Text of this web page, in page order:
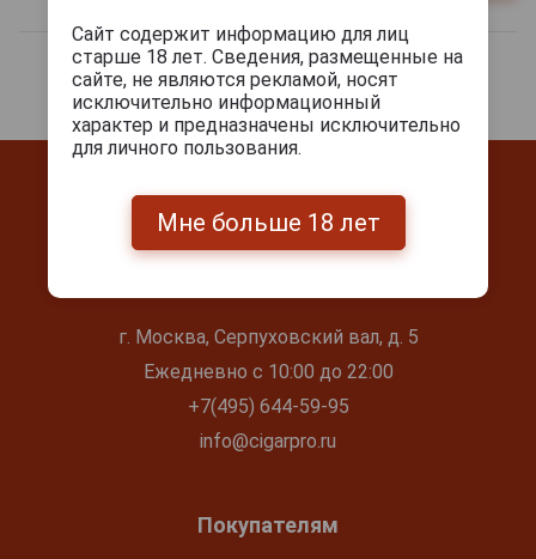
г. Москва, Серпуховский вал, д. 5
Ежедневно с 10:00 до 22:00
+7(495) 644-59-95
info@cigarpro.ru
Покупателям
Сайт содержит информацию для лиц
старше 18 лет. Сведения, размещенные на
сайте, не являются рекламой, носят
исключительно информационный
характер и предназначены исключительно
для личного пользования.
Мне больше 18 лет